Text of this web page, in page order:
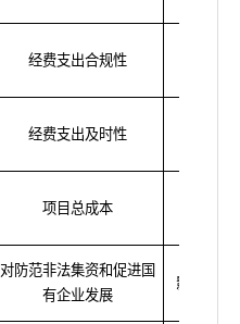
经费支出合规性
经费支出及时性
项目总成本
对防范非法集资和促进国
有企业发展
影响程度